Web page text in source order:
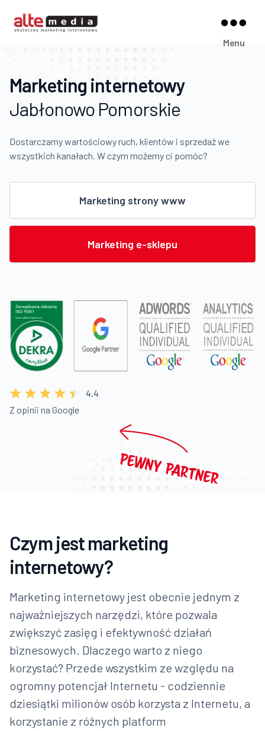
Menu
Marketing internetowy
Jabłonowo Pomorskie
Dostarczamy wartościowy ruch, klientów i sprzedaż we
wszystkich kanałach. W czym możemy ci pomóc?
Marketing strony www
Marketing e-sklepu
4.4
Z opinii na Google
Czym jest marketing
internetowy?
Marketing internetowy jest obecnie jednym z
najważniejszych narzędzi, które pozwala
zwiększyć zasięg i efektywność działań
biznesowych. Dlaczego warto z niego
korzystać? Przede wszystkim ze względu na
ogromny potencjał Internetu - codziennie
dziesiątki milionów osób korzysta z Internetu, a
korzystanie z różnych platform